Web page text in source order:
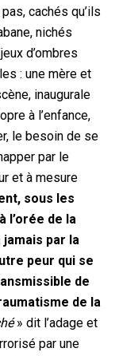
cachés qu’ils
nichés
d’ombres
: une mère et
inaugurale
à l’enfance,
le besoin de se
par le
et à mesure
sous les
l’orée de la
par la
peur qui se
de
de la
» dit l’adage et
par une